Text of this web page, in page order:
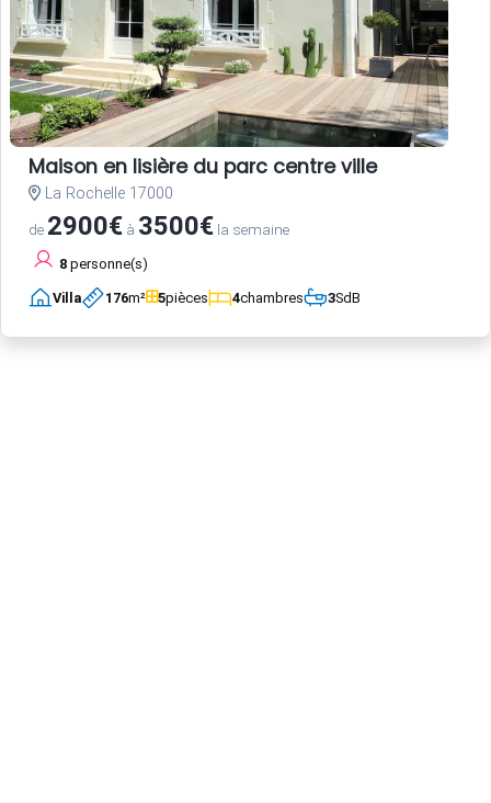
Maison en lisière du parc centre ville
La Rochelle 17000
de 2900€ à 3500€ la semaine
8 personne(s)
Villa 176m² 5pièces 4chambres 3SdB